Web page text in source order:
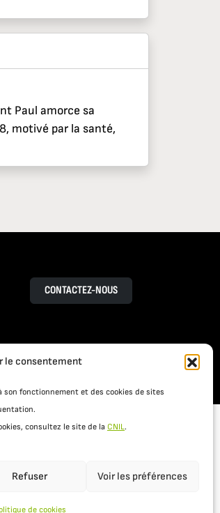
le consentement
fonctionnement et des cookies de sites
consultez le site de la CNIL.
Refuser Voir les préférences
de cookies
Paul amorce sa
motivé par la santé,
CONTACTEZ-NOUS